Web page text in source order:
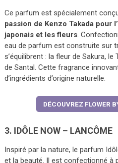
Ce parfum est spécialement
passion de Kenzo Takada pour
japonais et les fleurs.
eau de parfum est construite sur
s’équilibrent : la fleur de Sakura,
de Santal. Cette fragrance
d’ingrédients d’origine naturelle.
DÉCOUVREZ FLOWER
3. IDÔLE NOW – LANCÔME
Inspiré par la nature, le parfum
et la beauté. Il est confectionné à